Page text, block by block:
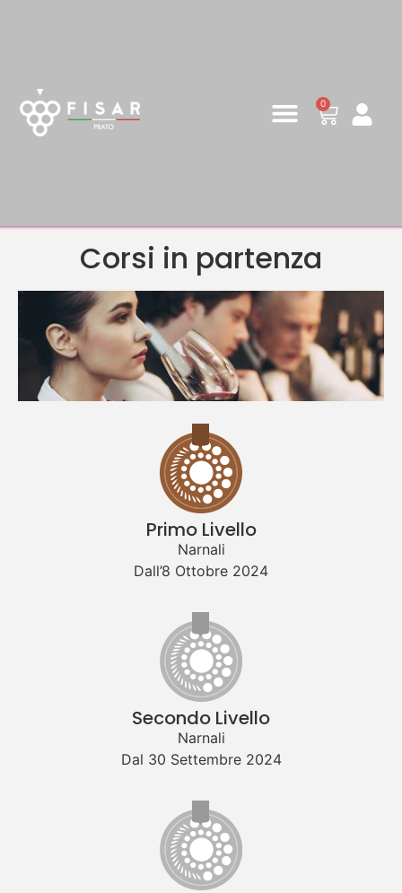
0
Corsi in partenza
Primo Livello
Narnali
Dall’8 Ottobre 2024
Secondo Livello
Narnali
Dal 30 Settembre 2024